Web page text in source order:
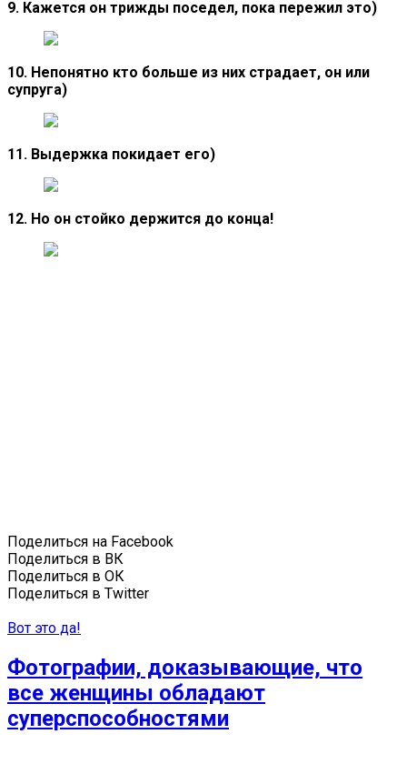
9. Кажется он трижды поседел, пока пережил это)
10. Непонятно кто больше из них страдает, он или
супруга)
11. Выдержка покидает его)
12. Но он стойко держится до конца!
Поделиться на Facebook
Поделиться в ВК
Поделиться в ОК
Поделиться в Twitter
Вот это да!
Фотографии, доказывающие, что
все женщины обладают
суперспособностями